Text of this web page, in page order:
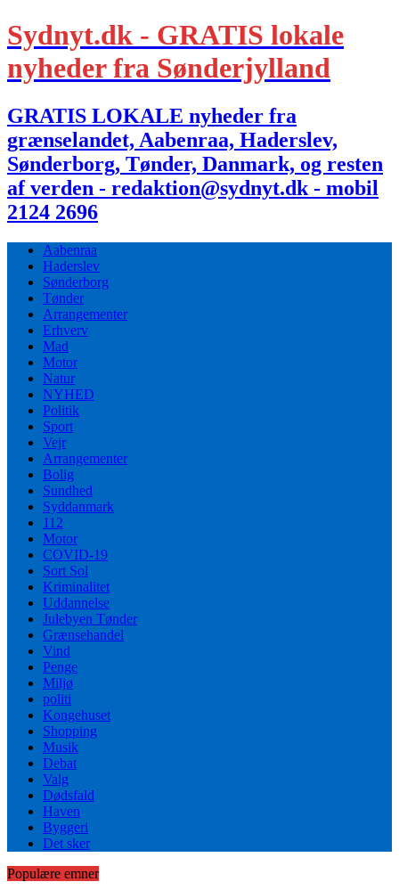
Sydnyt.dk - GRATIS lokale
nyheder fra Sønderjylland
GRATIS LOKALE nyheder fra
grænselandet, Aabenraa, Haderslev,
Sønderborg, Tønder, Danmark, og resten
af verden - redaktion@sydnyt.dk - mobil
2124 2696
Aabenraa
Haderslev
Sønderborg
Tønder
Arrangementer
Erhverv
Mad
Motor
Natur
NYHED
Politik
Sport
Vejr
Arrangementer
Bolig
Sundhed
Syddanmark
112
Motor
COVID-19
Sort Sol
Kriminalitet
Uddannelse
Julebyen Tønder
Grænsehandel
Vind
Penge
Miljø
politi
Kongehuset
Shopping
Musik
Debat
Valg
Dødsfald
Haven
Byggeri
Det sker
Populære emner